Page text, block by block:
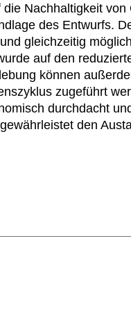
Tunesien
Ukraine(UA)
Ungarn(HU)
Vereinigte
(AE)
Nachhaltigkeit von
des Entwurfs.
gleichzeitig
auf den
können
zugeführt
durchdacht
den